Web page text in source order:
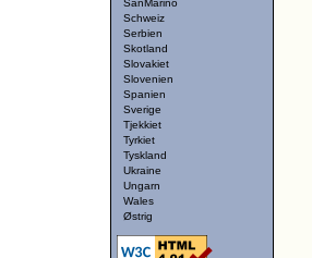
SanMarino
Schweiz
Serbien
Skotland
Slovakiet
Slovenien
Spanien
Sverige
Tjekkiet
Tyrkiet
Tyskland
Ukraine
Ungarn
Wales
Østrig